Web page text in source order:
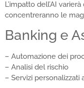
L’impatto dell’AI
concentreranno le
Banking e
– Automazione dei
– Analisi del rischio
– Servizi personalizzati